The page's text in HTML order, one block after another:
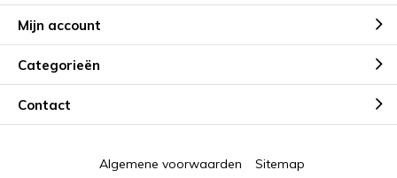
Mijn account
Categorieën
Contact
Algemene voorwaarden Sitemap